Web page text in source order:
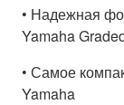
• Надежная
Yamaha
• Самое
Yamaha